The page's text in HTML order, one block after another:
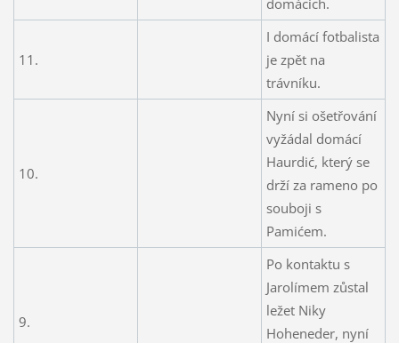
11.
I domácí fotbalista
je zpět na
trávníku.
10.
Nyní si ošetřování
vyžádal domácí
Haurdić, který se
drží za rameno po
souboji s
Pamićem.
9.
Po kontaktu s
Jarolímem zůstal
ležet Niky
Hoheneder, nyní